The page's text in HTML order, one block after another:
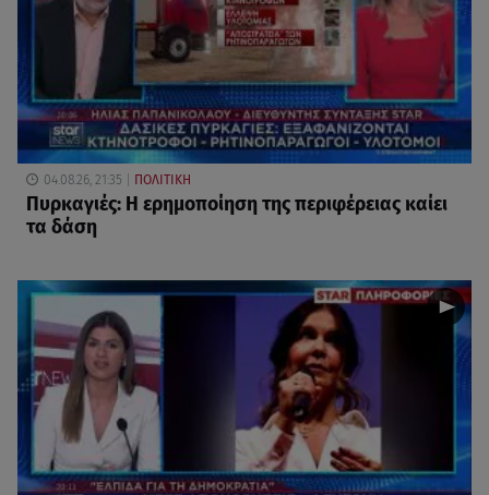
04.08.26, 21:35 ΠΟΛΙΤΙΚΗ
Πυρκαγιές: Η ερημοποίηση της περιφέρειας καίει
τα δάση